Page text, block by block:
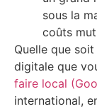
sous la
coûts
Quelle que
digitale que
faire local
international,